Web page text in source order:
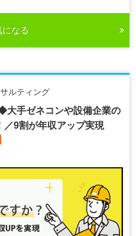
になる
ルティング
大手ゼネコンや設備企業の
／9割が年収アップ実現